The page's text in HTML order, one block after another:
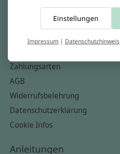
Informationen
Kontakt
Zahlungsarten
AGB
Widerrufsbelehrung
Datenschutzerklärung
Cookie Infos
Anleitungen
Einstellungen
Impressum | Datenschutzhinweis